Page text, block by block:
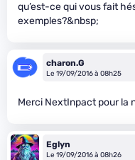
qu’est-ce qui vous fait
exemples?&nbsp;
charon.G
Le 19/09/2016 à 08h25
Merci NextInpact pour la
Eglyn
Le 19/09/2016 à 08h26